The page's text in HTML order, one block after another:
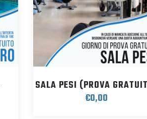
SALA PESI (PROVA
€0,00